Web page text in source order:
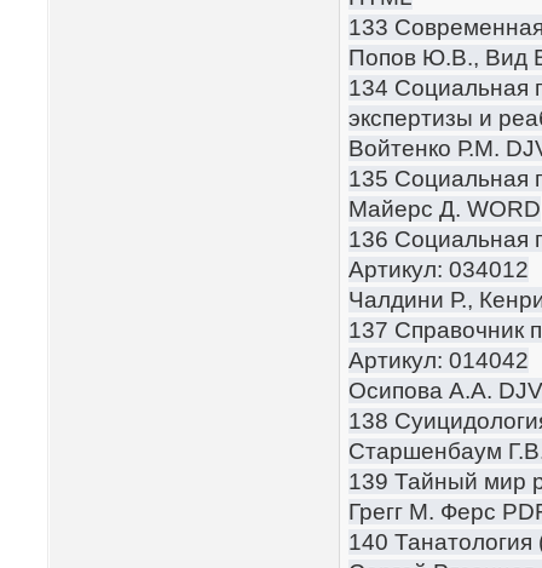
133
Попов Ю.В., Вид
134 Социальная
экспертизы и
Войтенко Р.М.
135 Социальная
Майерс Д. WORD
136 Социальная
Артикул: 034012
Чалдини Р.,
137 Справочник
Артикул: 014042
Осипова А.А.
138
Старшенбаум
139 Тайный мир
Грегг М. Ферс
140